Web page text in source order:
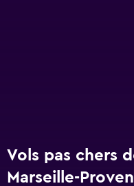
Vols pas chers
Marseille-